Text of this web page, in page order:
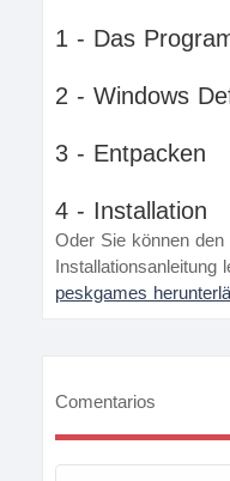
1 - Das
2 - Windows
3 - Entpacken
4 - Installation
Oder Sie können
Installationsanleitung
peskgames
Comentarios